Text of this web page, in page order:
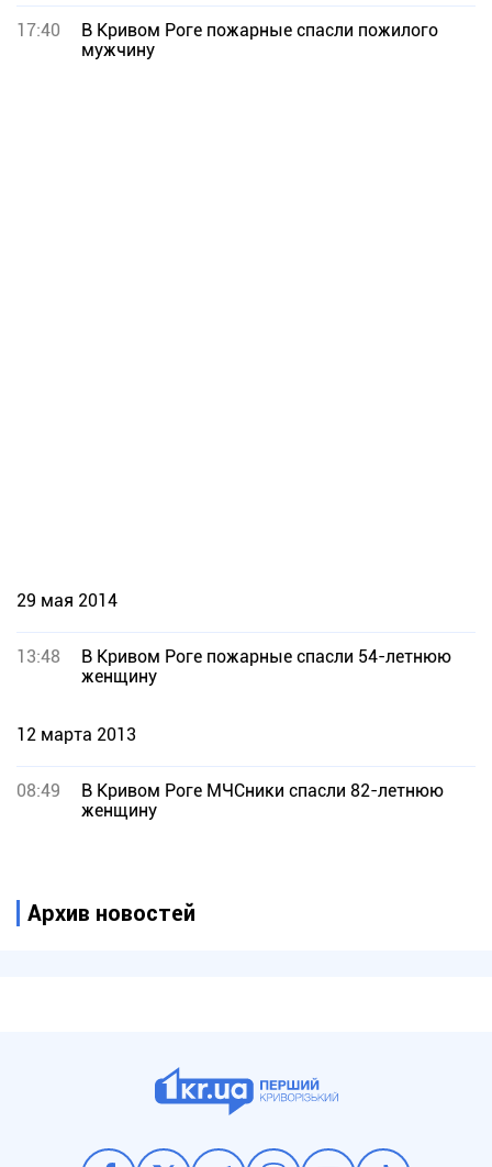
17:40
В Кривом Роге пожарные спасли пожилого
мужчину
29 мая 2014
13:48
В Кривом Роге пожарные спасли 54-летнюю
женщину
12 марта 2013
08:49
В Кривом Роге МЧСники спасли 82-летнюю
женщину
Архив новостей